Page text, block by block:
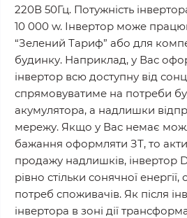
220В 50Гц. Потужність
10 000 w. Інвертор може
“Зелений Тариф” або для
будинку. Наприклад, у Вас
інвертор всю доступну від
спрямовуватиме на потреби
акумулятора, а надлишки
мережу. Якщо у Вас немає
бажання оформляти ЗТ, то
продажу надлишків, інвертор
рівно стільки сонячної
потреб споживачів. Як після
інвертора в зоні дії